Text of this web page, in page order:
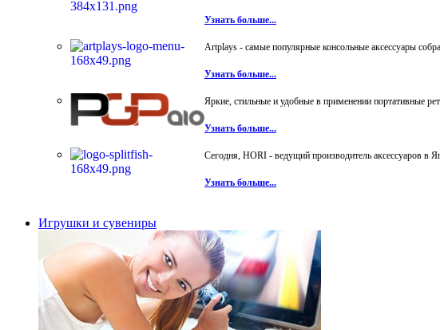
Узнать больше...
Artplays - самые популярные консольные аксессуары
Узнать больше...
Яркие, стильные и удобные в применении портативные
Узнать больше...
Сегодня, HORI - ведущий производитель аксессуаров в
Узнать больше...
Игрушки и сувениры